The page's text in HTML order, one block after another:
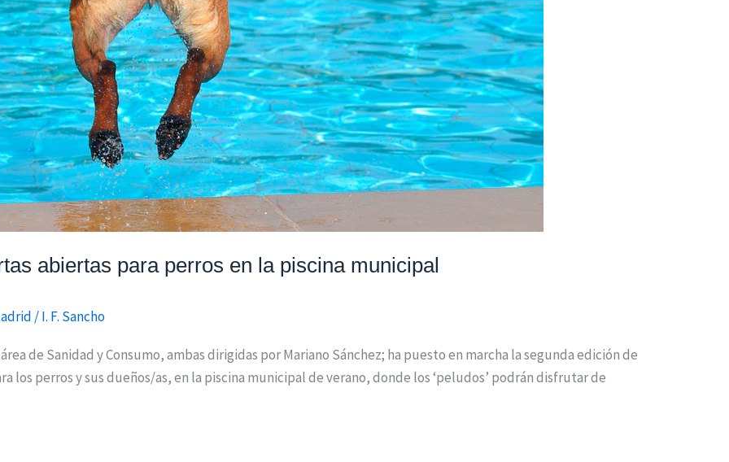
abiertas para perros en la piscina municipal
/I. F. Sancho
de Sanidad y Consumo, ambas dirigidas por Mariano Sánchez; ha puesto en marcha la segunda edición de
los perros y sus dueños/as, en la piscina municipal de verano, donde los ‘peludos’ podrán disfrutar de